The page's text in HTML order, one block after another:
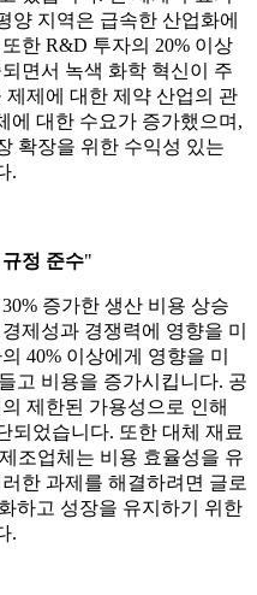
양 지역은 급속한 산업화에
한 R&D 투자의 20% 이상
면서 녹색 화학 혁신이 주
제에 대한 제약 산업의 관
에 대한 수요가 증가했으며,
확장을 위한 수익성 있는
.
정 준수"
증가한 생산 비용 상승
제성과 경쟁력에 영향을 미
40% 이상에게 영향을 미
고 비용을 증가시킵니다. 공
제한된 가용성으로 인해
되었습니다. 또한 대체 재료
조업체는 비용 효율성을 유
한 과제를 해결하려면 글로
하고 성장을 유지하기 위한
.